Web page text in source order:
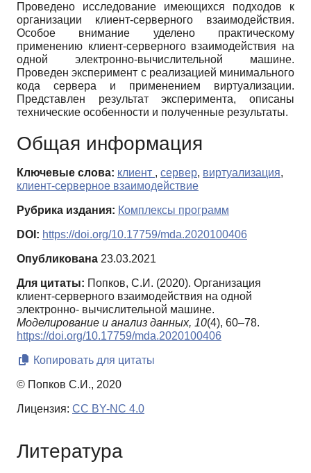
Проведено исследование имеющихся подходов к
организации клиент-серверного взаимодействия.
Особое внимание уделено практическому
применению клиент-серверного взаимодействия на
одной электронно-вычислительной машине.
Проведен эксперимент с реализацией минимального
кода сервера и применением виртуализации.
Представлен результат эксперимента, описаны
технические особенности и полученные результаты.
Общая информация
Ключевые слова: клиент , сервер, виртуализация,
клиент-серверное взаимодействие
Рубрика издания: Комплексы программ
DOI: https://doi.org/10.17759/mda.2020100406
Опубликована 23.03.2021
Для цитаты: Попков, С.И. (2020). Организация
клиент-серверного взаимодействия на одной
электронно- вычислительной машине.
Моделирование и анализ данных, 10(4), 60–78.
https://doi.org/10.17759/mda.2020100406
Копировать для цитаты
© Попков С.И., 2020
Лицензия: CC BY-NC 4.0
Литература